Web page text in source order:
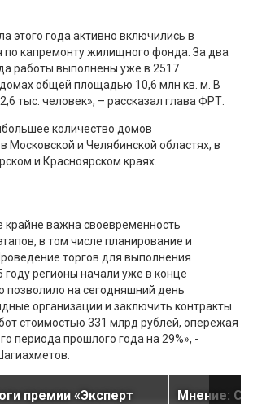
этого года активно включились в
по капремонту жилищного фонда. За два
работы выполнены уже в 2517
общей площадью 10,6 млн кв. м. В
тыс. человек», – рассказал глава ФРТ.
количество домов
Московской и Челябинской областях, в
и Красноярском краях.
крайне важна своевременность
в том числе планирование и
торгов для выполнения
году регионы начали уже в конце
позволило на сегодняшний день
организации и заключить контракты
стоимостью 331 млрд рублей, опережая
периода прошлого года на 29%», -
премии «Эксперт
Мнение: